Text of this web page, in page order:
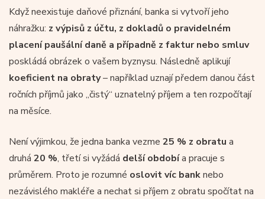
Když neexistuje daňové přiznání, banka si vytvoří jeho
náhražku: z výpisů z účtu, z dokladů o pravidelném
placení paušální daně a případně z faktur nebo smluv
poskládá obrázek o vašem byznysu. Následně aplikují
koeficient na obraty– například uznají předem danou část
ročních příjmů jako „čistý“ uznatelný příjem a ten rozpočítají
na měsíce.
Není výjimkou, že jedna banka vezme 25 % z obratu a
druhá 20 %, třetí si vyžádá delší obdobía pracuje s
průměrem. Proto je rozumné oslovit víc banknebo
nezávislého makléře a nechat si příjem z obratu spočítat na